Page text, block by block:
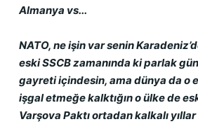
Almanya vs...
NATO, ne işin var senin
eski SSCB zamanında ki parlak
gayreti içindesin, ama dünya da o
işgal etmeğe kalktığın o ülke de
Varşova Paktı ortadan kalkalı